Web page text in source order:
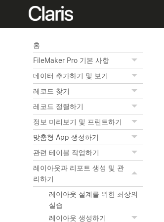
홈
FileMaker Pro 기본 사항
데이터 추가하기 및 보기
레코드 찾기
레코드 정렬하기
정보 미리보기 및 프린트하기
맞춤형 App 생성하기
관련 테이블 작업하기
레이아웃과 리포트 생성 및 관
리하기
레이아웃 설계를 위한 최상의
실습
레이아웃 생성하기